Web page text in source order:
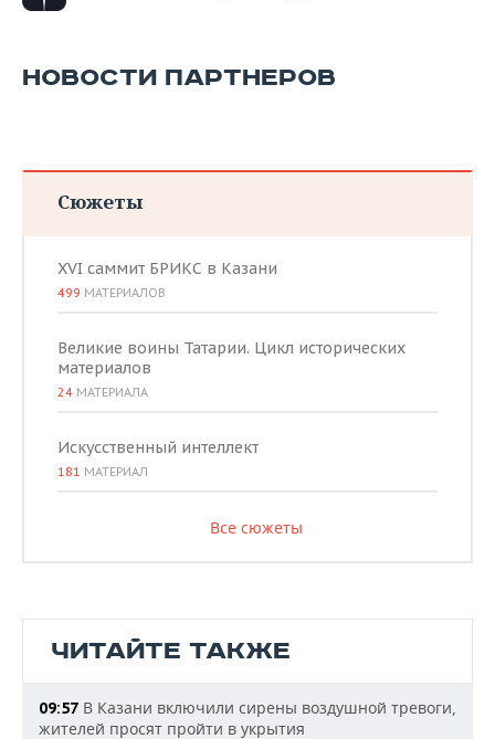
НОВОСТИ ПАРТНЕРОВ
Сюжеты
XVI саммит БРИКС в Казани
499 МАТЕРИАЛОВ
Великие воины Татарии. Цикл исторических
материалов
24 МАТЕРИАЛА
Искусственный интеллект
181 МАТЕРИАЛ
Все сюжеты
ЧИТАЙТЕ ТАКЖЕ
09:57 В Казани включили сирены воздушной тревоги,
жителей просят пройти в укрытия